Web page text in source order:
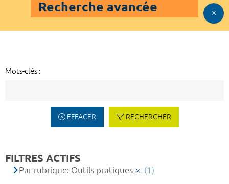
Recherche avancée
Mots-clés :
EFFACER RECHERCHER
FILTRES ACTIFS
Par rubrique: Outils pratiques (1)